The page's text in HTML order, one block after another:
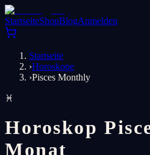
StartseiteShopBlogAnmelden
Startseite
›Horoskope
›Pisces Monthly
♓
Horoskop
Monat